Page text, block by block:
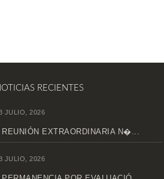
RECIENTES
JULIO, 2026
REUNIÓN EXTRAORDINARIA N�...
JULIO, 2026